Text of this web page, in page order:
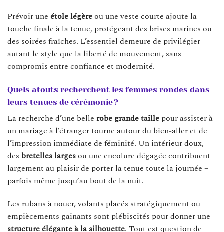
Prévoir une étole légèreou une veste courte ajoute la
touche finale à la tenue, protégeant des brises marines ou
des soirées fraîches. L’essentiel demeure de privilégier
autant le style que la liberté de mouvement, sans
compromis entre confiance et modernité.
Quels atouts recherchent les femmes rondes dans
leurs tenues de cérémonie ?
La recherche d’une belle robe grande taille pour assister à
un mariage à l’étranger tourne autour du bien-aller et de
l’impression immédiate de féminité. Un intérieur doux,
des bretelles largesou une encolure dégagée contribuent
largement au plaisir de porter la tenue toute la journée –
parfois même jusqu’au bout de la nuit.
Les rubans à nouer, volants placés stratégiquement ou
empiècements gainants sont plébiscités pour donner une
structure élégante à la silhouette. Tout est question de